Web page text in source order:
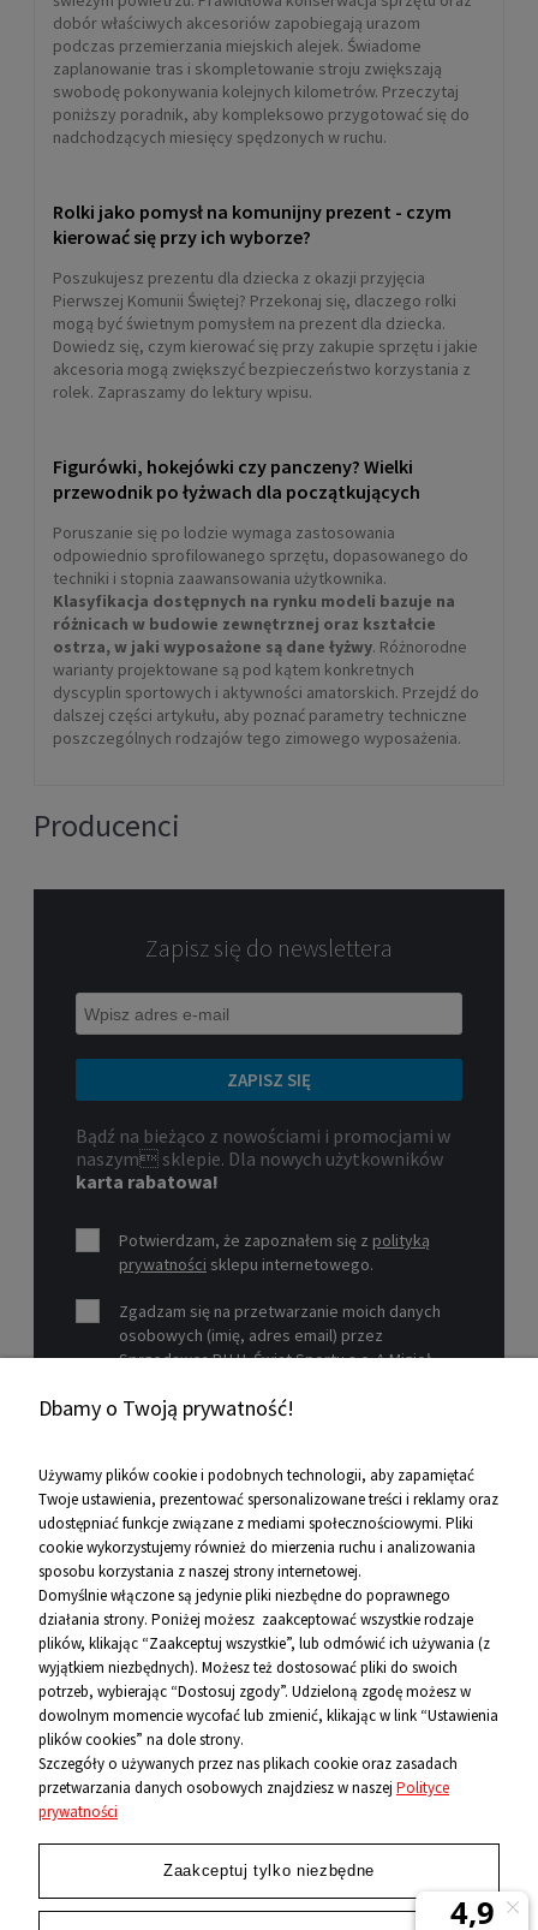
dobór właściwych akcesoriów zapobiegają urazom
podczas przemierzania miejskich alejek. Świadome
zaplanowanie tras i skompletowanie stroju zwiększają
swobodę pokonywania kolejnych kilometrów. Przeczytaj
poniższy poradnik, aby kompleksowo przygotować się do
nadchodzących miesięcy spędzonych w ruchu.
Rolki jako pomysł na komunijny prezent - czym
kierować się przy ich wyborze?
Poszukujesz prezentu dla dziecka z okazji przyjęcia
Pierwszej Komunii Świętej? Przekonaj się, dlaczego rolki
mogą być świetnym pomysłem na prezent dla dziecka.
Dowiedz się, czym kierować się przy zakupie sprzętu i jakie
akcesoria mogą zwiększyć bezpieczeństwo korzystania z
rolek. Zapraszamy do lektury wpisu.
Figurówki, hokejówki czy panczeny? Wielki
przewodnik po łyżwach dla początkujących
Poruszanie się po lodzie wymaga zastosowania
odpowiednio sprofilowanego sprzętu, dopasowanego do
techniki i stopnia zaawansowania użytkownika.
Klasyfikacja dostępnych na rynku modeli bazuje na
różnicach w budowie zewnętrznej oraz kształcie
ostrza, w jaki wyposażone są dane łyżwy. Różnorodne
warianty projektowane są pod kątem konkretnych
dyscyplin sportowych i aktywności amatorskich. Przejdź do
dalszej części artykułu, aby poznać parametry techniczne
poszczególnych rodzajów tego zimowego wyposażenia.
Producenci
Zapisz się do newslettera
ZAPISZ SIĘ
Bądź na bieżąco z nowościami i promocjami w
naszym sklepie. Dla nowych użytkowników
karta rabatowa!
Potwierdzam, że zapoznałem się z polityką
prywatności sklepu internetowego.
Zgadzam się na przetwarzanie moich danych
osobowych (imię, adres email) przez
Sprzedawcę P.H.U. Świat Sportu s.c. A.Mizioł,
19-26-977 w celu marketingowym.
Pomoc
Informacje
O firmie
Kontakt
12 656 10 26
881 500 460
ul. Rejtana 12, 30-510 Kraków
Dbamy o Twoją prywatność!
Używamy plików cookie i podobnych technologii, aby zapamiętać
Twoje ustawienia, prezentować spersonalizowane treści i reklamy oraz
udostępniać funkcje związane z mediami społecznościowymi. Pliki
cookie wykorzystujemy również do mierzenia ruchu i analizowania
sposobu korzystania z naszej strony internetowej.
Domyślnie włączone są jedynie pliki niezbędne do poprawnego
działania strony. Poniżej możesz zaakceptować wszystkie rodzaje
plików, klikając “Zaakceptuj wszystkie”, lub odmówić ich używania (z
wyjątkiem niezbędnych). Możesz też dostosować pliki do swoich
potrzeb, wybierając “Dostosuj zgody”. Udzieloną zgodę możesz w
dowolnym momencie wycofać lub zmienić, klikając w link “Ustawienia
plików cookies” na dole strony.
Szczegóły o używanych przez nas plikach cookie oraz zasadach
przetwarzania danych osobowych znajdziesz w naszej Polityce
prywatności
Zaakceptuj tylko niezbędne